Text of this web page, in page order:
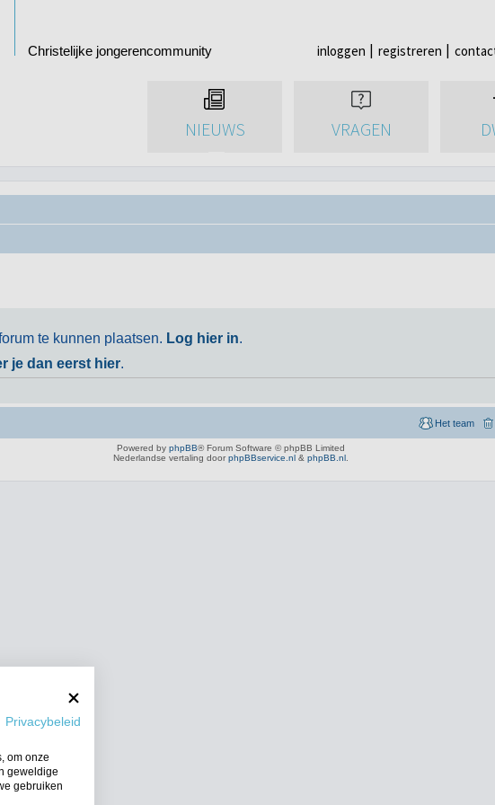
Christelijke jongerencommunity inloggen registreren
NIEUWS VRAGEN
te kunnen plaatsen. Log hier in.
je dan eerst hier.
Het team
Powered by phpBB® Forum Software © phpBB Limited
Nederlandse vertaling door phpBBservice.nl & phpBB.nl
Privacybeleid
om onze
geweldige
gebruiken